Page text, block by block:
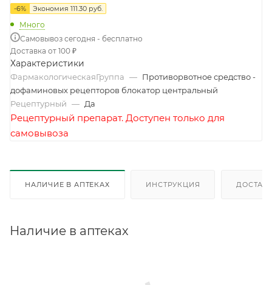
-6% Экономия 111.30 руб.
Много
Самовывоз сегодня - бесплатно
Доставка от 100 ₽
Характеристики
ФармакологическаяГруппа — Противорвотное средство -
дофаминовых рецепторов блокатор центральный
Рецептурный — Да
Рецептурный препарат. Доступен только для
самовывоза
НАЛИЧИЕ В АПТЕКАХ ИНСТРУКЦИЯ
Наличие в аптеках